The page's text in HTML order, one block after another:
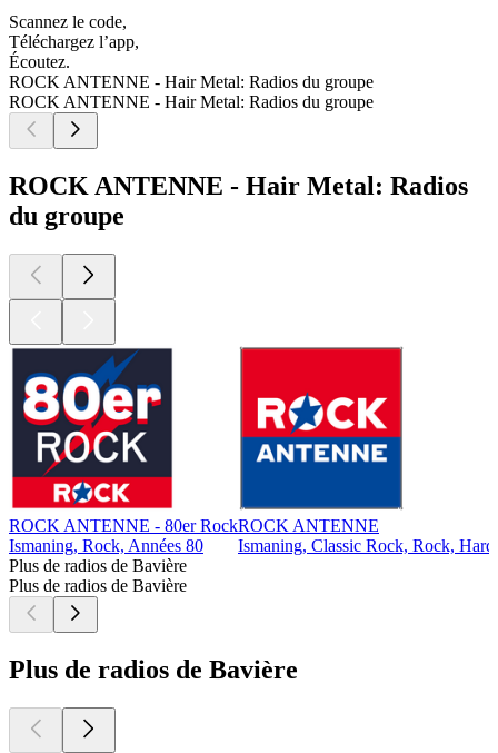
Scannez le code,
Téléchargez l’app,
Écoutez.
ROCK ANTENNE - Hair Metal: Radios du groupe
ROCK ANTENNE - Hair Metal: Radios du groupe
ROCK ANTENNE - Hair Metal: Radios
du groupe
ROCK ANTENNE - 80er Rock
Ismaning, Rock, Années 80
ROCK ANTENNE
Ismaning, Classic Rock, Rock,
Plus de radios de Bavière
Plus de radios de Bavière
Plus de radios de Bavière